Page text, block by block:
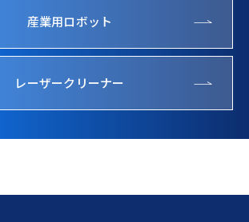
産業用ロボット
レーザークリーナー